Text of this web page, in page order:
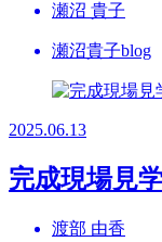
瀬沼 貴子
瀬沼貴子blog
2025.06.13
完成現場見
渡部 由香